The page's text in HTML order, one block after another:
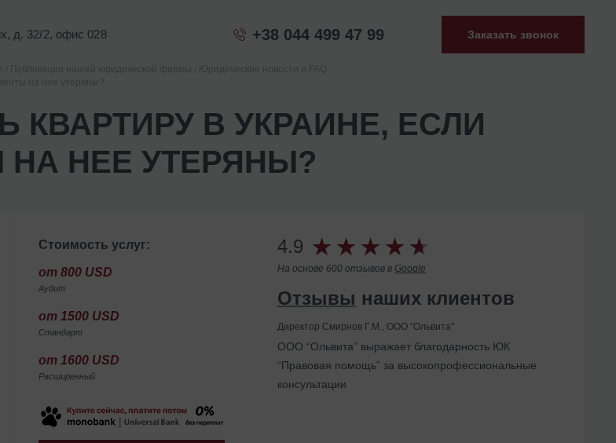
д. 32/2, офис 028 +38 044 499 47 99 Заказать звонок
КВАРТИРУ В УКРАИНЕ, ЕСЛИ
НЕЕ УТЕРЯНЫ?
Стоимость услуг:
от 800 USD
Аудит
от 1500 USD
Стандарт
от 1600 USD
Расширенный
4.9
На основе 600 отзывов в Google
Отзывы наших клиентов
Директор Смирнов Г.М., ООО "Ольвита"
ООО “Ольвита” выражает благодарность ЮК
“Правовая помощь” за высокопрофессиональные
консультации